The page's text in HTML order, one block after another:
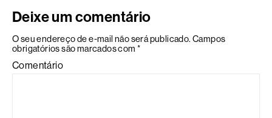
Deixe um comentário
O seu endereço de e-mail não será publicado. Campos
obrigatórios são marcados com *
Comentário